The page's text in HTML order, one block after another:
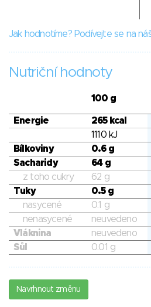
Jak hodnotíme? Podívejte se na
Nutriční hodnoty
100 g
Energie 265 kcal
1110 kJ
Bílkoviny
0.6 g
Sacharidy
64 g
z toho cukry
62 g
Tuky
0.5 g
nasycené
0.1 g
nenasycené
neuvedeno
Vláknina
neuvedeno
Sůl
0.01 g
Navrhnout změnu